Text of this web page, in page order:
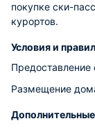
покупке ски-
курортов.
Условия и
Предоставление
Размещение